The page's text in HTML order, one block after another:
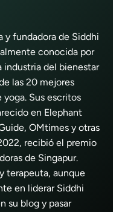
y fundadora de Siddhi
conocida por
del bienestar
las 20 mejores
Sus escritos
en Elephant
OMtimes y otras
recibió el premio
de Singapur.
terapeuta, aunque
en liderar Siddhi
su blog y pasar